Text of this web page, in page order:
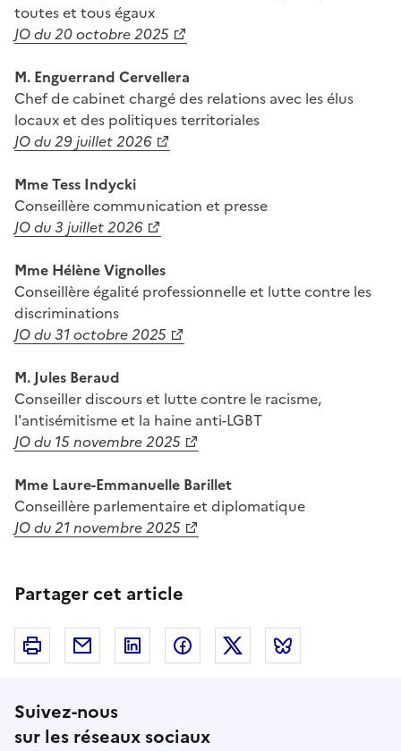
toutes et tous égaux
JO du 20 octobre2025
M. Enguerrand Cervellera
Chef de cabinet chargé des relations avec les élus
locaux et des politiques territoriales
JO du 29 juillet 2026
Mme Tess Indycki
Conseillère communication et presse
JO du 3 juillet 2026
Mme Hélène Vignolles
Conseillère égalité professionnelle et lutte contre les
discriminations
JO du 31 octobre 2025
M. Jules Beraud
Conseiller discours et lutte contre le racisme,
l'antisémitisme et la haine anti-LGBT
JO du 15 novembre 2025
Mme Laure-Emmanuelle Barillet
Conseillère parlementaire et diplomatique
JO du 21 novembre 2025
Partager cet article
Imprimer Courriel Linkedin FacebookTwitter
Suivez-nous
sur les réseaux sociaux